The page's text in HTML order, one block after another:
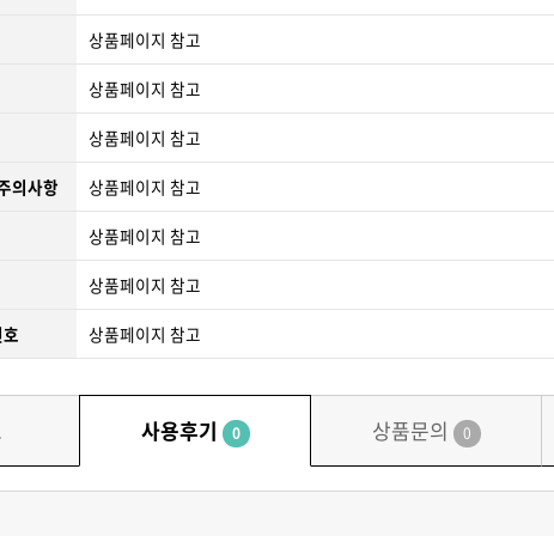
상품페이지 참고
상품페이지 참고
상품페이지 참고
의사항 상품페이지 참고
상품페이지 참고
상품페이지 참고
상품페이지 참고
사용후기 0 상품문의 0